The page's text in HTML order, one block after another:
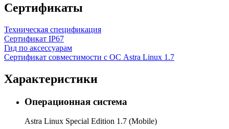
Сертификаты
Техническая спецификация
Сертификат IP67
Гид по аксессуарам
Сертификат совместимости с ОС Astra Linux 1.7
Характеристики
Операционная система
Astra Linux Special Edition 1.7 (Mobile)